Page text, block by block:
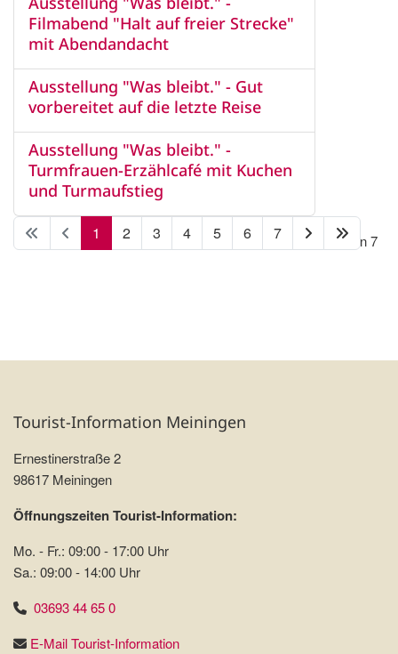
Filmabend "Halt auf freier Strecke"
mit Abendandacht
Ausstellung "Was bleibt." - Gut
vorbereitet auf die letzte Reise
Ausstellung "Was bleibt." -
Turmfrauen-Erzählcafé mit Kuchen
und Turmaufstieg
Seite 1 von 7
1 2 3 4 5 6 7
Tourist-Information Meiningen
Ernestinerstraße 2
98617 Meiningen
Öffnungszeiten Tourist-Information:
Mo. - Fr.: 09:00 - 17:00 Uhr
Sa.: 09:00 - 14:00 Uhr
03693 44 65 0
E-Mail Tourist-Information